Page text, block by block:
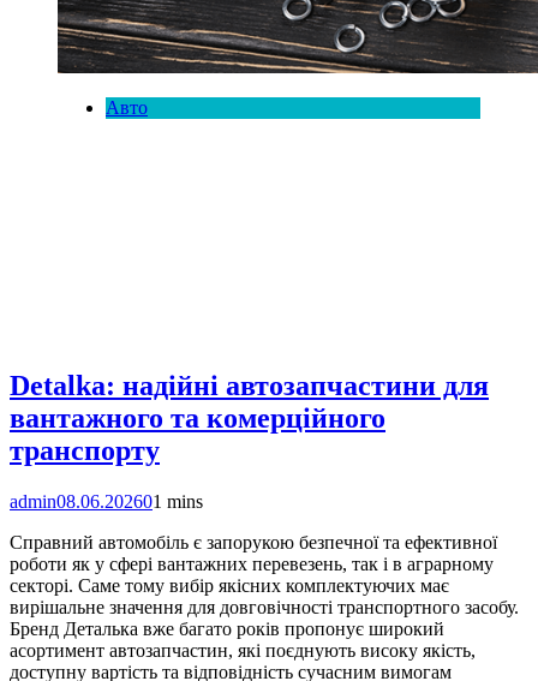
Авто
Detalka: надійні автозапчастини для
вантажного та комерційного
транспорту
admin08.06.202601 mins
Справний автомобіль є запорукою безпечної та ефективної
роботи як у сфері вантажних перевезень, так і в аграрному
секторі. Саме тому вибір якісних комплектуючих має
вирішальне значення для довговічності транспортного засобу.
Бренд Деталька вже багато років пропонує широкий
асортимент автозапчастин, які поєднують високу якість,
доступну вартість та відповідність сучасним вимогам